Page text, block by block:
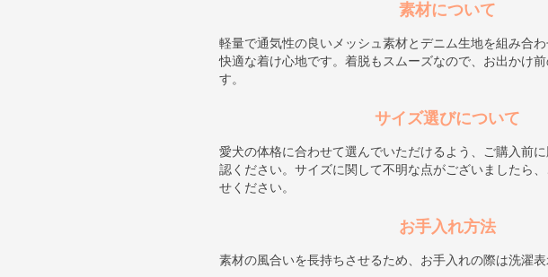
素材について
軽量で通気性の良いメッシュ素材とデニム生地を組み合
快適な着け心地です。着脱もスムーズなので、お出かけ
す。
サイズ選びについて
愛犬の体格に合わせて選んでいただけるよう、ご購入前
認ください。サイズに関して不明な点がございましたら
せください。
お手入れ方法
素材の風合いを長持ちさせるため、お手入れの際は洗濯表